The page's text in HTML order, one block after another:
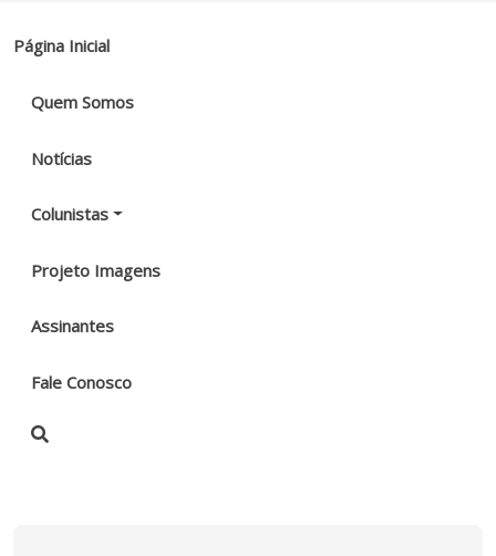
Página Inicial
Quem Somos
Notícias
Colunistas
Projeto Imagens
Assinantes
Fale Conosco